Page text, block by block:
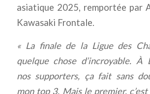
asiatique 2025, remportée par
Kawasaki Frontale.
« La finale de la Ligue des
quelque chose d’incroyable. À
nos supporters, ça fait sans
mon top 3. Mais le premier,